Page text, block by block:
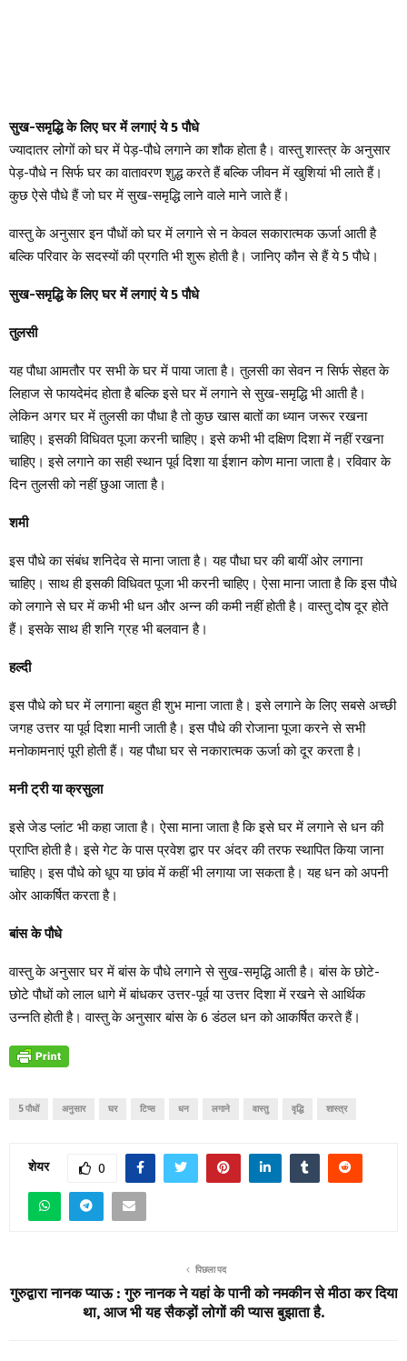
सुख-समृद्धि के लिए घर में लगाएं ये 5 पौधे
ज्यादातर लोगों को घर में पेड़-पौधे लगाने का शौक होता है। वास्तु शास्त्र के अनुसार
पेड़-पौधे न सिर्फ घर का वातावरण शुद्ध करते हैं बल्कि जीवन में खुशियां भी लाते हैं।
कुछ ऐसे पौधे हैं जो घर में सुख-समृद्धि लाने वाले माने जाते हैं।
वास्तु के अनुसार इन पौधों को घर में लगाने से न केवल सकारात्मक ऊर्जा आती है
बल्कि परिवार के सदस्यों की प्रगति भी शुरू होती है। जानिए कौन से हैं ये 5 पौधे।
सुख-समृद्धि के लिए घर में लगाएं ये 5 पौधे
तुलसी
यह पौधा आमतौर पर सभी के घर में पाया जाता है। तुलसी का सेवन न सिर्फ सेहत के
लिहाज से फायदेमंद होता है बल्कि इसे घर में लगाने से सुख-समृद्धि भी आती है।
लेकिन अगर घर में तुलसी का पौधा है तो कुछ खास बातों का ध्यान जरूर रखना
चाहिए। इसकी विधिवत पूजा करनी चाहिए। इसे कभी भी दक्षिण दिशा में नहीं रखना
चाहिए। इसे लगाने का सही स्थान पूर्व दिशा या ईशान कोण माना जाता है। रविवार के
दिन तुलसी को नहीं छुआ जाता है।
शमी
इस पौधे का संबंध शनिदेव से माना जाता है। यह पौधा घर की बायीं ओर लगाना
चाहिए। साथ ही इसकी विधिवत पूजा भी करनी चाहिए। ऐसा माना जाता है कि इस पौधे
को लगाने से घर में कभी भी धन और अन्न की कमी नहीं होती है। वास्तु दोष दूर होते
हैं। इसके साथ ही शनि ग्रह भी बलवान है।
हल्दी
इस पौधे को घर में लगाना बहुत ही शुभ माना जाता है। इसे लगाने के लिए सबसे अच्छी
जगह उत्तर या पूर्व दिशा मानी जाती है। इस पौधे की रोजाना पूजा करने से सभी
मनोकामनाएं पूरी होती हैं। यह पौधा घर से नकारात्मक ऊर्जा को दूर करता है।
मनी ट्री या क्रसुला
इसे जेड प्लांट भी कहा जाता है। ऐसा माना जाता है कि इसे घर में लगाने से धन की
प्राप्ति होती है। इसे गेट के पास प्रवेश द्वार पर अंदर की तरफ स्थापित किया जाना
चाहिए। इस पौधे को धूप या छांव में कहीं भी लगाया जा सकता है। यह धन को अपनी
ओर आकर्षित करता है।
बांस के पौधे
वास्तु के अनुसार घर में बांस के पौधे लगाने से सुख-समृद्धि आती है। बांस के छोटे-
छोटे पौधों को लाल धागे में बांधकर उत्तर-पूर्व या उत्तर दिशा में रखने से आर्थिक
उन्नति होती है। वास्तु के अनुसार बांस के 6 डंठल धन को आकर्षित करते हैं।
5 पौधों अनुसार घर टिप्स धन लगाने वास्तु वृद्धि शास्त्र
शेयर 0
पिछला पद
गुरुद्वारा नानक प्याऊ : गुरु नानक ने यहां के पानी को नमकीन से मीठा कर दिया
था, आज भी यह सैकड़ों लोगों की प्यास बुझाता है.